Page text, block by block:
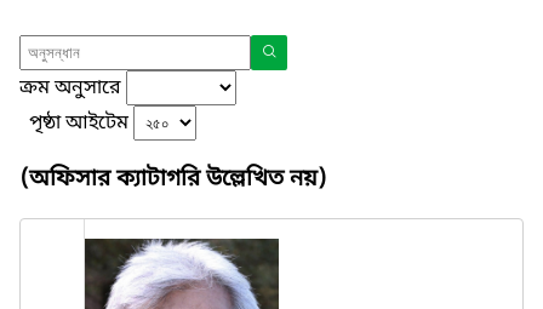
ক্রম অনুসারে
পৃষ্ঠা আইটেম
(অফিসার ক্যাটাগরি উল্লেখিত নয়)